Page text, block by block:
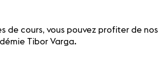
de cours, vous pouvez profiter de nos
Tibor Varga.